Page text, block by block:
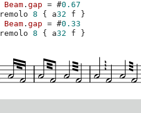
Beam .gap = #0.67
8 { a32 f
}
Beam .gap = #0.33
8 { a32 f }